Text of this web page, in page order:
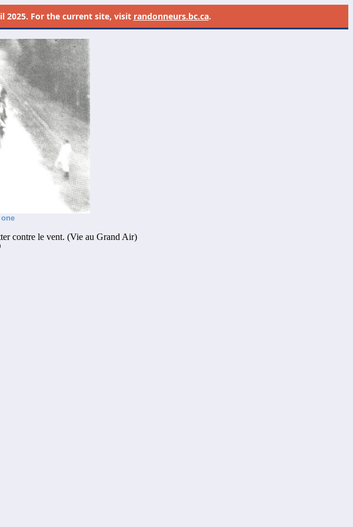
2025. For the current site, visit randonneurs.bc.ca.
contre le vent. (Vie au Grand Air)